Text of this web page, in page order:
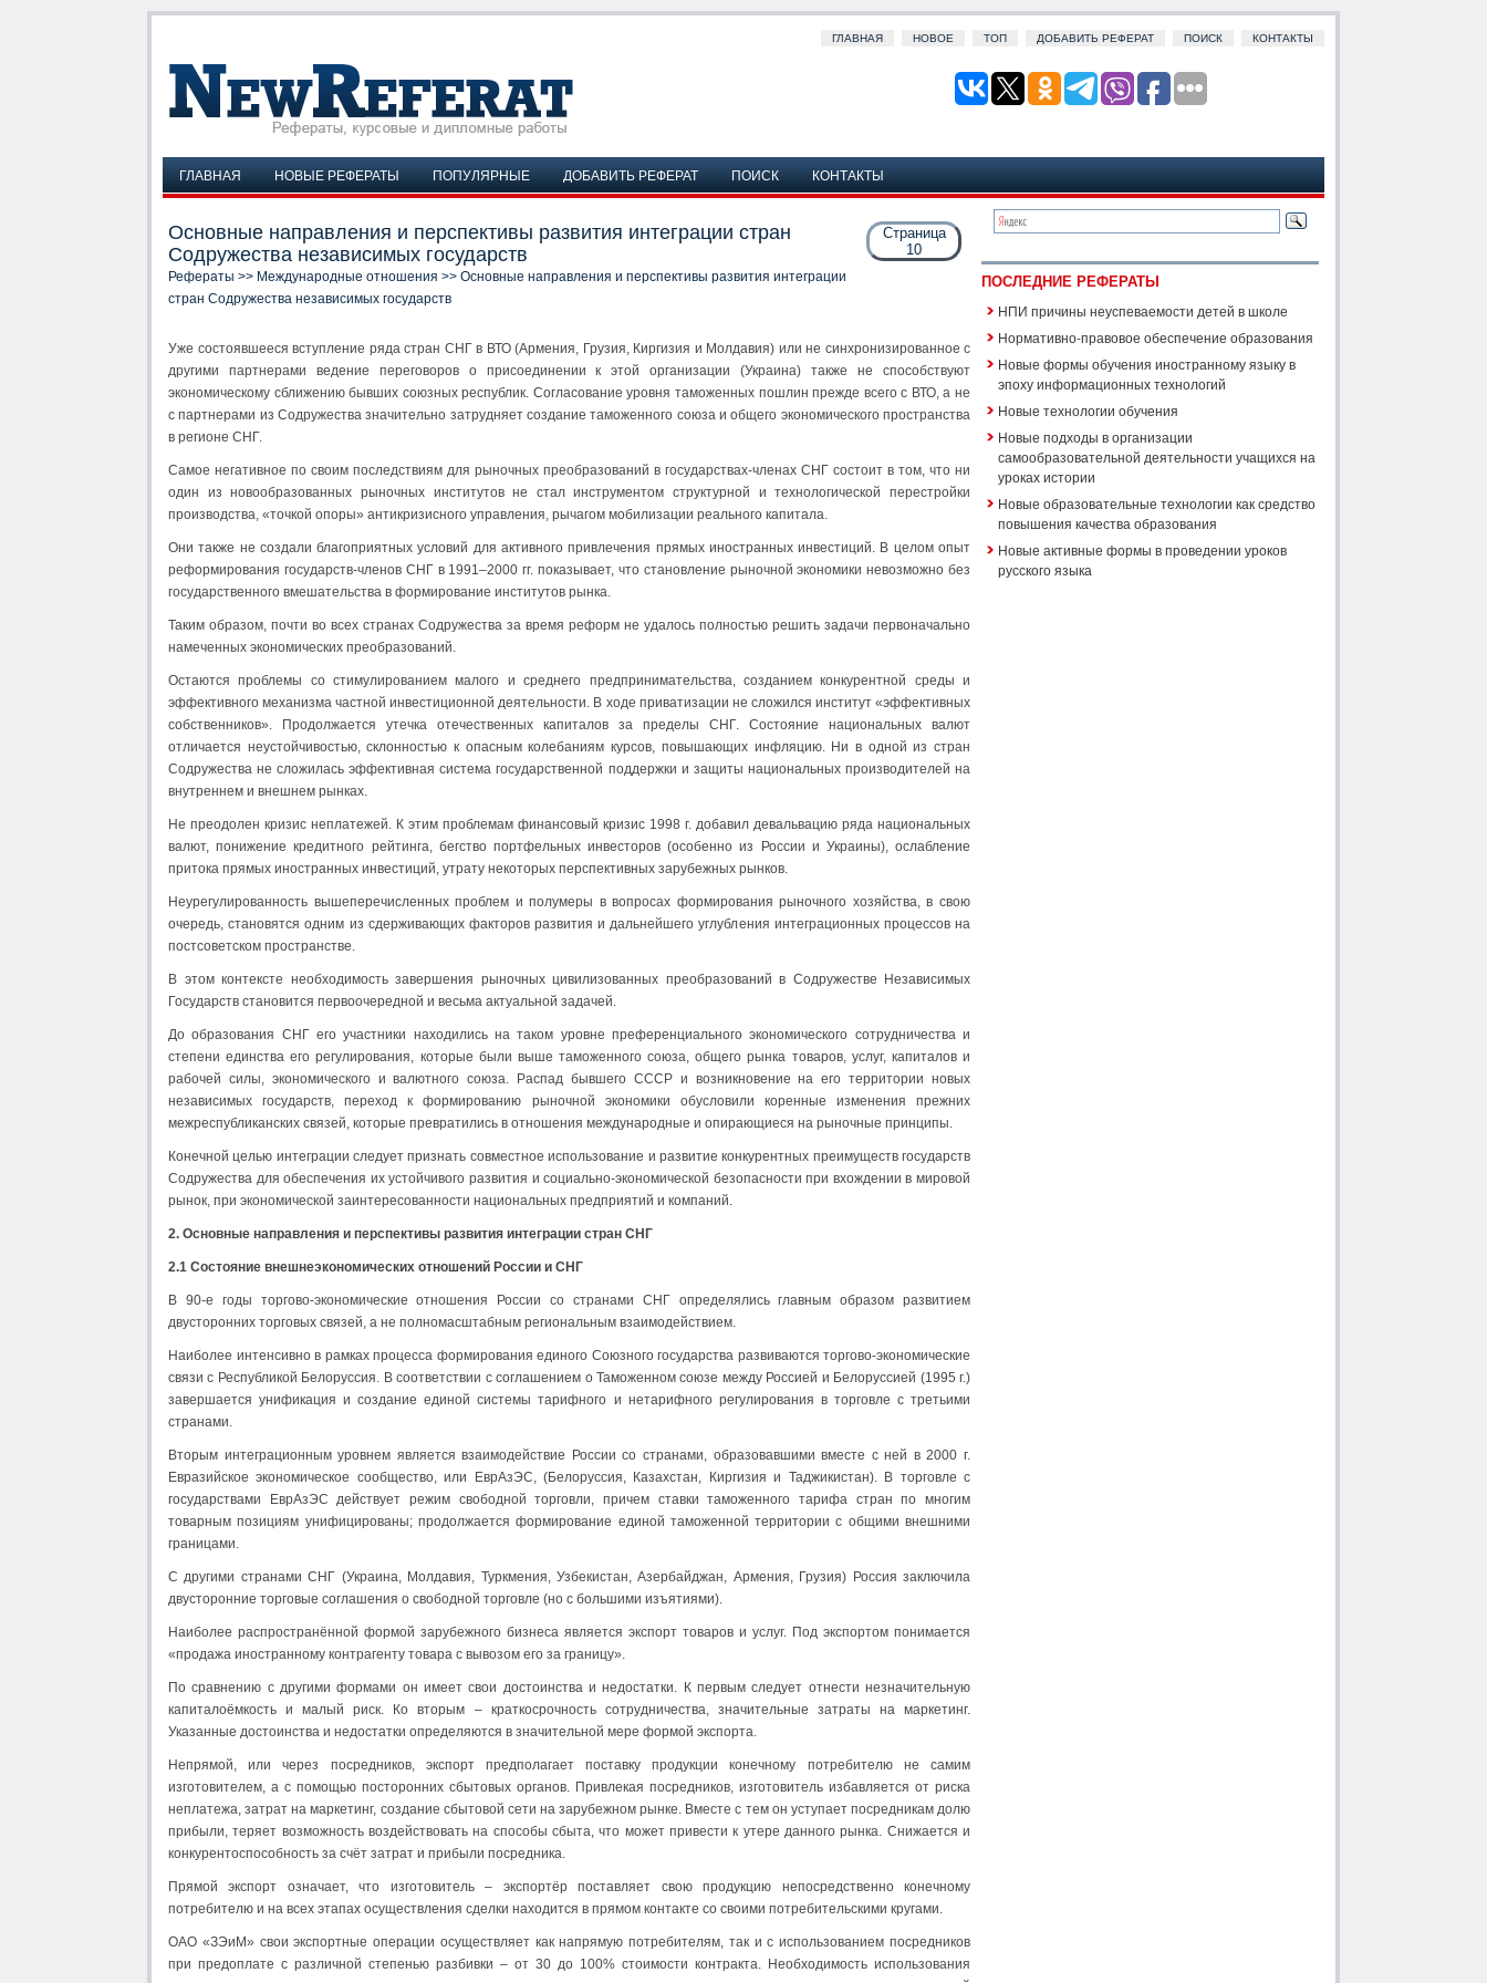
ГЛАВНАЯ НОВОЕ ТОП ДОБАВИТЬ РЕФЕРАТ ПОИСК КОНТАКТЫ
ГЛАВНАЯ НОВЫЕ РЕФЕРАТЫ ПОПУЛЯРНЫЕ ДОБАВИТЬ РЕФЕРАТ ПОИСК КОНТАКТЫ
Страница
10
Основные направления и перспективы развития интеграции стран
Содружества независимых государств
Рефераты >> Международные отношения >> Основные направления и перспективы развития интеграции
стран Содружества независимых государств
Уже состоявшееся вступление ряда стран СНГ в ВТО (Армения, Грузия, Киргизия и Молдавия) или не синхронизированное с
другими партнерами ведение переговоров о присоединении к этой организации (Украина) также не способствуют
экономическому сближению бывших союзных республик. Согласование уровня таможенных пошлин прежде всего с ВТО, а не
с партнерами из Содружества значительно затрудняет создание таможенного союза и общего экономического пространства
в регионе СНГ.
Самое негативное по своим последствиям для рыночных преобразований в государствах-членах СНГ состоит в том, что ни
один из новообразованных рыночных институтов не стал инструментом структурной и технологической перестройки
производства, «точкой опоры» антикризисного управления, рычагом мобилизации реального капитала.
Они также не создали благоприятных условий для активного привлечения прямых иностранных инвестиций. В целом опыт
реформирования государств-членов СНГ в 1991–2000 гг. показывает, что становление рыночной экономики невозможно без
государственного вмешательства в формирование институтов рынка.
Таким образом, почти во всех странах Содружества за время реформ не удалось полностью решить задачи первоначально
намеченных экономических преобразований.
Остаются проблемы со стимулированием малого и среднего предпринимательства, созданием конкурентной среды и
эффективного механизма частной инвестиционной деятельности. В ходе приватизации не сложился институт «эффективных
собственников». Продолжается утечка отечественных капиталов за пределы СНГ. Состояние национальных валют
отличается неустойчивостью, склонностью к опасным колебаниям курсов, повышающих инфляцию. Ни в одной из стран
Содружества не сложилась эффективная система государственной поддержки и защиты национальных производителей на
внутреннем и внешнем рынках.
Не преодолен кризис неплатежей. К этим проблемам финансовый кризис 1998 г. добавил девальвацию ряда национальных
валют, понижение кредитного рейтинга, бегство портфельных инвесторов (особенно из России и Украины), ослабление
притока прямых иностранных инвестиций, утрату некоторых перспективных зарубежных рынков.
Неурегулированность вышеперечисленных проблем и полумеры в вопросах формирования рыночного хозяйства, в свою
очередь, становятся одним из сдерживающих факторов развития и дальнейшего углубления интеграционных процессов на
постсоветском пространстве.
В этом контексте необходимость завершения рыночных цивилизованных преобразований в Содружестве Независимых
Государств становится первоочередной и весьма актуальной задачей.
До образования СНГ его участники находились на таком уровне преференциального экономического сотрудничества и
степени единства его регулирования, которые были выше таможенного союза, общего рынка товаров, услуг, капиталов и
рабочей силы, экономического и валютного союза. Распад бывшего СССР и возникновение на его территории новых
независимых государств, переход к формированию рыночной экономики обусловили коренные изменения прежних
межреспубликанских связей, которые превратились в отношения международные и опирающиеся на рыночные принципы.
Конечной целью интеграции следует признать совместное использование и развитие конкурентных преимуществ государств
Содружества для обеспечения их устойчивого развития и социально-экономической безопасности при вхождении в мировой
рынок, при экономической заинтересованности национальных предприятий и компаний.
2. Основные направления и перспективы развития интеграции стран СНГ
2.1 Состояние внешнеэкономических отношений России и СНГ
В 90-е годы торгово-экономические отношения России со странами СНГ определялись главным образом развитием
двусторонних торговых связей, а не полномасштабным региональным взаимодействием.
Наиболее интенсивно в рамках процесса формирования единого Союзного государства развиваются торгово-экономические
связи с Республикой Белоруссия. В соответствии с соглашением о Таможенном союзе между Россией и Белоруссией (1995 г.)
завершается унификация и создание единой системы тарифного и нетарифного регулирования в торговле с третьими
странами.
Вторым интеграционным уровнем является взаимодействие России со странами, образовавшими вместе с ней в 2000 г.
Евразийское экономическое сообщество, или ЕврАзЭС, (Белоруссия, Казахстан, Киргизия и Таджикистан). В торговле с
государствами ЕврАзЭС действует режим свободной торговли, причем ставки таможенного тарифа стран по многим
товарным позициям унифицированы; продолжается формирование единой таможенной территории с общими внешними
границами.
С другими странами СНГ (Украина, Молдавия, Туркмения, Узбекистан, Азербайджан, Армения, Грузия) Россия заключила
двусторонние торговые соглашения о свободной торговле (но с большими изъятиями).
Наиболее распространённой формой зарубежного бизнеса является экспорт товаров и услуг. Под экспортом понимается
«продажа иностранному контрагенту товара с вывозом его за границу».
По сравнению с другими формами он имеет свои достоинства и недостатки. К первым следует отнести незначительную
капиталоёмкость и малый риск. Ко вторым – краткосрочность сотрудничества, значительные затраты на маркетинг.
Указанные достоинства и недостатки определяются в значительной мере формой экспорта.
Непрямой, или через посредников, экспорт предполагает поставку продукции конечному потребителю не самим
изготовителем, а с помощью посторонних сбытовых органов. Привлекая посредников, изготовитель избавляется от риска
неплатежа, затрат на маркетинг, создание сбытовой сети на зарубежном рынке. Вместе с тем он уступает посредникам долю
прибыли, теряет возможность воздействовать на способы сбыта, что может привести к утере данного рынка. Снижается и
конкурентоспособность за счёт затрат и прибыли посредника.
Прямой экспорт означает, что изготовитель – экспортёр поставляет свою продукцию непосредственно конечному
потребителю и на всех этапах осуществления сделки находится в прямом контакте со своими потребительскими кругами.
ОАО «ЗЭиМ» свои экспортные операции осуществляет как напрямую потребителям, так и с использованием посредников
при предоплате с различной степенью разбивки – от 30 до 100% стоимости контракта. Необходимость использования
ПОСЛЕДНИЕ РЕФЕРАТЫ
НПИ причины неуспеваемости детей в школе
Нормативно-правовое обеспечение образования
Новые формы обучения иностранному языку в
эпоху информационных технологий
Новые технологии обучения
Новые подходы в организации
самообразовательной деятельности учащихся на
уроках истории
Новые образовательные технологии как средство
повышения качества образования
Новые активные формы в проведении уроков
русского языка